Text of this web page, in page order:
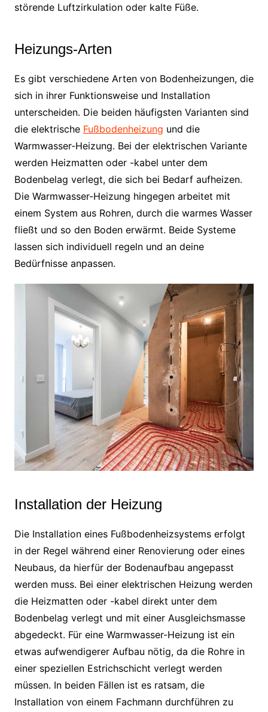
störende Luftzirkulation oder kalte Füße.
Heizungs-Arten
Es gibt verschiedene Arten von Bodenheizungen, die
sich in ihrer Funktionsweise und Installation
unterscheiden. Die beiden häufigsten Varianten sind
die elektrische Fußbodenheizung und die
Warmwasser-Heizung. Bei der elektrischen Variante
werden Heizmatten oder -kabel unter dem
Bodenbelag verlegt, die sich bei Bedarf aufheizen.
Die Warmwasser-Heizung hingegen arbeitet mit
einem System aus Rohren, durch die warmes Wasser
fließt und so den Boden erwärmt. Beide Systeme
lassen sich individuell regeln und an deine
Bedürfnisse anpassen.
Installation der Heizung
Die Installation eines Fußbodenheizsystems erfolgt
in der Regel während einer Renovierung oder eines
Neubaus, da hierfür der Bodenaufbau angepasst
werden muss. Bei einer elektrischen Heizung werden
die Heizmatten oder -kabel direkt unter dem
Bodenbelag verlegt und mit einer Ausgleichsmasse
abgedeckt. Für eine Warmwasser-Heizung ist ein
etwas aufwendigerer Aufbau nötig, da die Rohre in
einer speziellen Estrichschicht verlegt werden
müssen. In beiden Fällen ist es ratsam, die
Installation von einem Fachmann durchführen zu